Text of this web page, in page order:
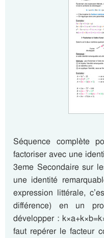
Séquence complète
factoriser avec une
3eme Secondaire sur
une identité
expression littérale,
différence) en un
développer :
faut repérer le facteur